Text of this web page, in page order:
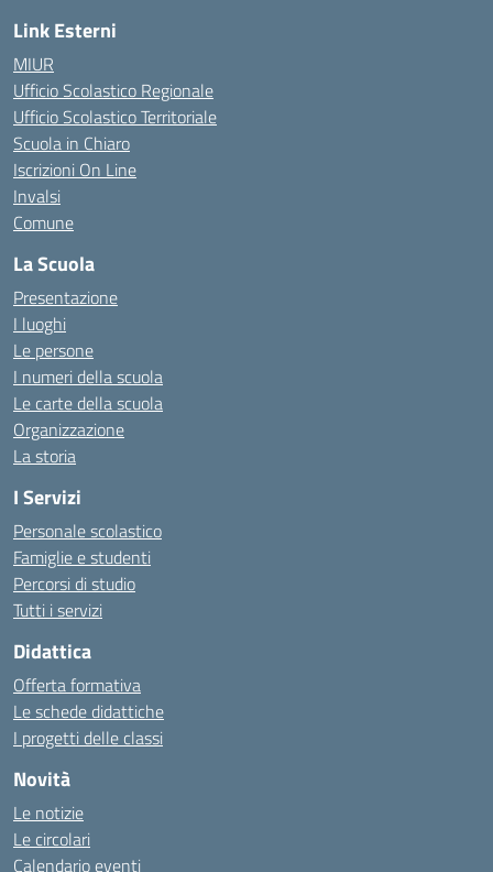
Link Esterni
MIUR
Ufficio Scolastico Regionale
Ufficio Scolastico Territoriale
Scuola in Chiaro
Iscrizioni On Line
Invalsi
Comune
La Scuola
Presentazione
I luoghi
Le persone
I numeri della scuola
Le carte della scuola
Organizzazione
La storia
I Servizi
Personale scolastico
Famiglie e studenti
Percorsi di studio
Tutti i servizi
Didattica
Offerta formativa
Le schede didattiche
I progetti delle classi
Novità
Le notizie
Le circolari
Calendario eventi